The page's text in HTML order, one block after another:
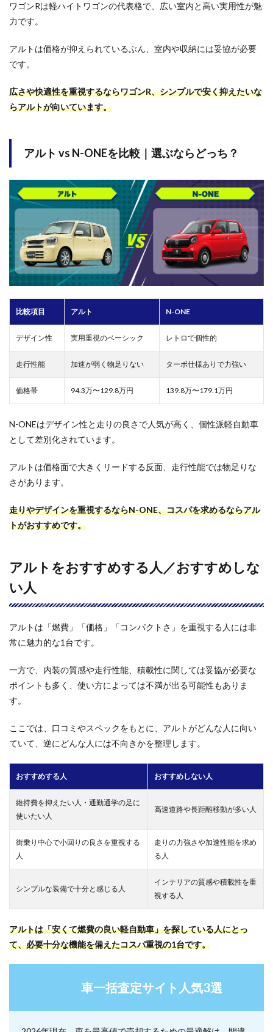
ワゴンRは軽ハイトワゴンの代表格で、広い室内と高い実用性が魅
力です。
アルトは価格が抑えられているぶん、室内や収納には妥協が必要
です。
広さや快適性を重視するならワゴンR、シンプルで安く抑えたいな
らアルトが向いています。
アルト vs N-ONEを比較｜選ぶならどっち？
比較項目 アルト N-ONE
デザイン性 実用重視のベーシック レトロで個性的
走行性能 加速が弱く物足りない ターボ仕様ありで力強い
価格帯 94.3万〜129.8万円 139.8万〜179.1万円
N-ONEはデザイン性と走りの良さで人気が高く、個性派軽自動車
として差別化されています。
アルトは価格面で大きくリードする反面、走行性能では物足りな
さがあります。
走りやデザインを重視するならN-ONE、コスパを求めるならアル
トがおすすめです。
アルトをおすすめする人／おすすめしな
い人
アルトは「燃費」「価格」「コンパクトさ」を重視する人には非
常に魅力的な1台です。
一方で、内装の質感や走行性能、積載性に関しては妥協が必要な
ポイントも多く、使い方によっては不満が出る可能性もありま
す。
ここでは、口コミやスペックをもとに、アルトがどんな人に向い
ていて、逆にどんな人には不向きかを整理します。
おすすめする人 おすすめしない人
維持費を抑えたい人・通勤通学の足に
使いたい人
高速道路や長距離移動が多い人
街乗り中心で小回りの良さを重視する
人
走りの力強さや加速性能を求め
る人
シンプルな装備で十分と感じる人
インテリアの質感や積載性を重
視する人
アルトは「安くて燃費の良い軽自動車」を探している人にとっ
て、必要十分な機能を備えたコスパ重視の1台です。
車一括査定サイト人気3選